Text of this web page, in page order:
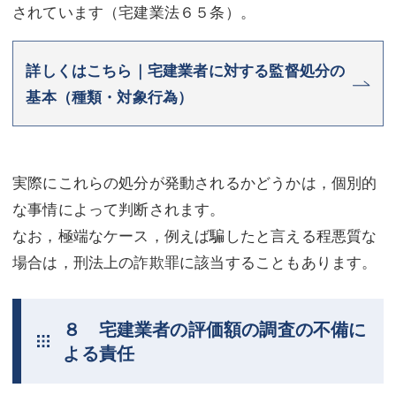
されています（宅建業法６５条）。
詳しくはこちら｜宅建業者に対する監督処分の
基本（種類・対象行為）
実際にこれらの処分が発動されるかどうかは，個別的
な事情によって判断されます。
なお，極端なケース，例えば騙したと言える程悪質な
場合は，刑法上の詐欺罪に該当することもあります。
８ 宅建業者の評価額の調査の不備に
よる責任